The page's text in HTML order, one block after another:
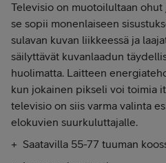
Televisio on muotoilultaan ohut
se sopii monenlaiseen
sulavan kuvan liikkeessä ja
säilyttävät kuvanlaadun
huolimatta. Laitteen
kun jokainen pikseli voi toimia
televisio on siis varma valinta
elokuvien suurkuluttajalle.
+ Saatavilla 55-77 tuuman